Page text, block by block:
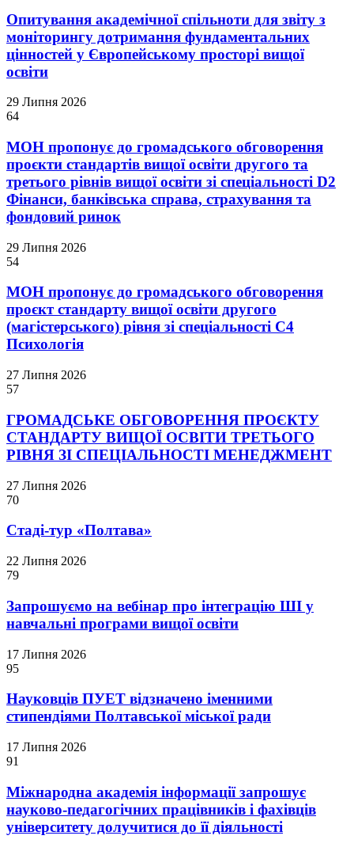
Опитування академічної спільноти для звіту з
моніторингу дотримання фундаментальних
цінностей у Європейському просторі вищої
освіти
29 Липня 2026
64
МОН пропонує до громадського обговорення
проєкти стандартів вищої освіти другого та
третього рівнів вищої освіти зі спеціальності D2
Фінанси, банківська справа, страхування та
фондовий ринок
29 Липня 2026
54
МОН пропонує до громадського обговорення
проєкт стандарту вищої освіти другого
(магістерського) рівня зі спеціальності С4
Психологія
27 Липня 2026
57
ГРОМАДСЬКЕ ОБГОВОРЕННЯ ПРОЄКТУ
СТАНДАРТУ ВИЩОЇ ОСВІТИ ТРЕТЬОГО
РІВНЯ ЗІ СПЕЦІАЛЬНОСТІ МЕНЕДЖМЕНТ
27 Липня 2026
70
Стаді-тур «Полтава»
22 Липня 2026
79
Запрошуємо на вебінар про інтеграцію ШІ у
навчальні програми вищої освіти
17 Липня 2026
95
Науковців ПУЕТ відзначено іменними
стипендіями Полтавської міської ради
17 Липня 2026
91
Міжнародна академія інформації запрошує
науково-педагогічних працівників і фахівців
університету долучитися до її діяльності